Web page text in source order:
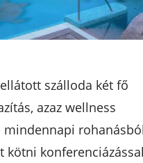
szálloda két fő
azaz wellness
mindennapi
kötni